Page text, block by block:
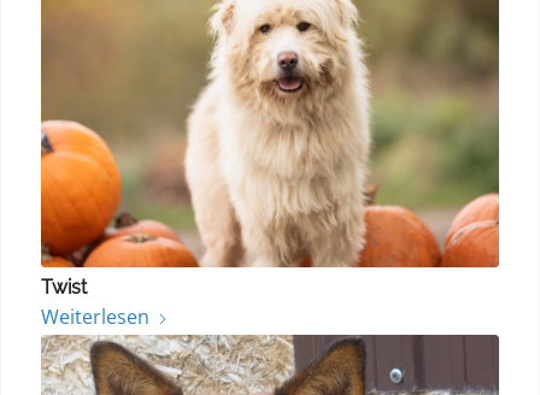
Twist
Weiterlesen